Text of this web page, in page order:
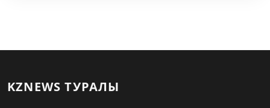
KZNEWS ТУРАЛЫ